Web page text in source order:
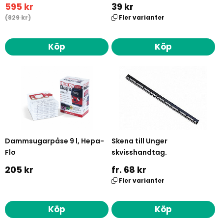
595 kr
(829 kr)
Köp
39 kr
Fler varianter
Köp
Dammsugarpåse 9 l, Hepa-
Flo
205 kr
Köp
Skena till Unger
skvisshandtag.
fr. 68 kr
Fler varianter
Köp